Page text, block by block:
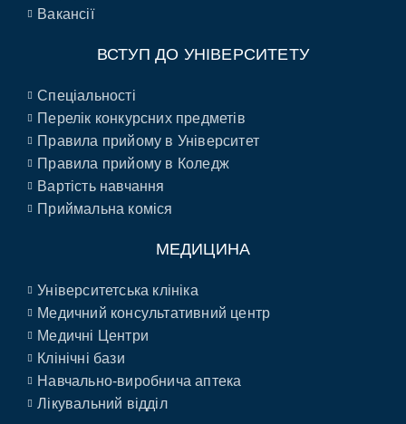
Вакансії
ВСТУП ДО УНІВЕРСИТЕТУ
Спеціальності
Перелік конкурсних предметів
Правила прийому в Університет
Правила прийому в Коледж
Вартість навчання
Приймальна коміся
МЕДИЦИНА
Університетська клініка
Медичний консультативний центр
Медичні Центри
Клінічні бази
Навчально-виробнича аптека
Лікувальний відділ